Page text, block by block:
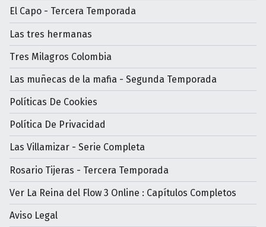
El Capo - Tercera Temporada
Las tres hermanas
Tres Milagros Colombia
Las muñecas de la mafia - Segunda Temporada
Políticas De Cookies
Política De Privacidad
Las Villamizar - Serie Completa
Rosario Tijeras - Tercera Temporada
Ver La Reina del Flow 3 Online : Capítulos Completos
Aviso Legal